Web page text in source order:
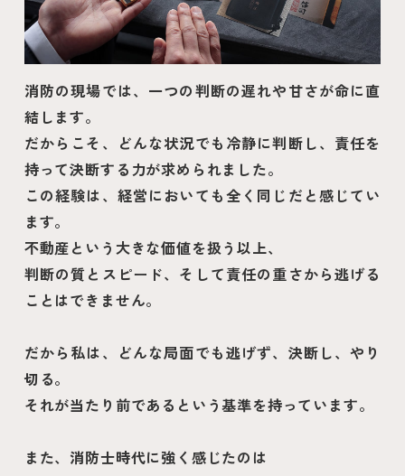
消防の現場では、一つの判断の遅れや甘さが命に直
結します。
だからこそ、どんな状況でも冷静に判断し、責任を
持って決断する力が求められました。
この経験は、経営においても全く同じだと感じてい
ます。
不動産という大きな価値を扱う以上、
判断の質とスピード、そして責任の重さから逃げる
ことはできません。
だから私は、どんな局面でも逃げず、決断し、やり
切る。
それが当たり前であるという基準を持っています。
また、消防士時代に強く感じたのは